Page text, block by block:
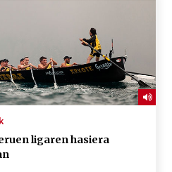
ligaren hasiera